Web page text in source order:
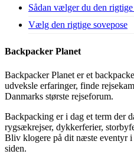
Sådan vælger du den
Vælg den rigtige sovepose
Backpacker Planet
Backpacker Planet er et
udveksle erfaringer, finde
Danmarks største rejseforum.
Backpacking er i dag et term der
rygsækrejser, dykkerferier,
Bliv klogere på dit næste eventyr i
siden.